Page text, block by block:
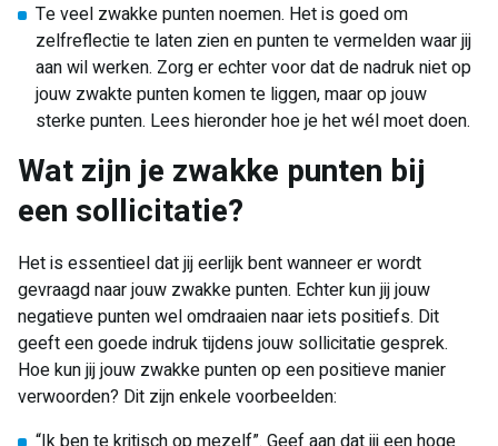
Te veel zwakke punten noemen. Het is goed om
zelfreflectie te laten zien en punten te vermelden waar jij
aan wil werken. Zorg er echter voor dat de nadruk niet op
jouw zwakte punten komen te liggen, maar op jouw
sterke punten. Lees hieronder hoe je het wél moet doen.
Wat zijn je zwakke punten bij
een sollicitatie?
Het is essentieel dat jij eerlijk bent wanneer er wordt
gevraagd naar jouw zwakke punten. Echter kun jij jouw
negatieve punten wel omdraaien naar iets positiefs. Dit
geeft een goede indruk tijdens jouw sollicitatie gesprek.
Hoe kun jij jouw zwakke punten op een positieve manier
verwoorden? Dit zijn enkele voorbeelden: